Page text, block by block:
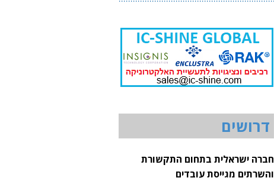
דרושים
חברה ישראלית בתחום התקשורת
והשרתים מגייסת עובדים